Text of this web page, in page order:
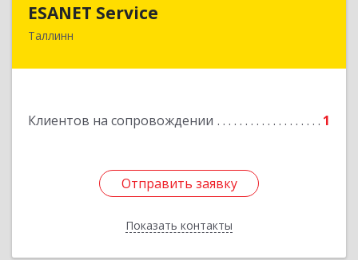
ESANET Serviсe
Таллинн
Клиентов на сопровождении 1
Отправить заявку
Показать контакты
Отправить заявку
Назад